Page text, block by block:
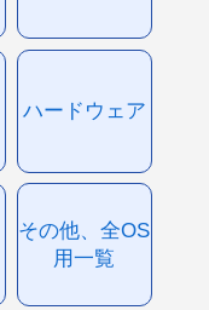
ハードウェア
その他、全OS
用一覧